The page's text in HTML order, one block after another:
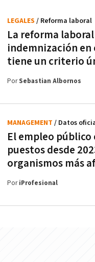
La reforma
indemnización en
tiene un criterio
LEGALES / Reforma laboral
PorSebastian Albornos
El empleo público
puestos desde
organismos más
MANAGEMENT / Datos
PoriProfesional